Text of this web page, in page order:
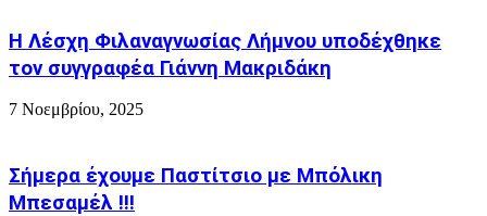
Περιφέρεια
τα
όργανα!
Η Λέσχη Φιλαναγνωσίας Λήμνου υποδέχθηκε
τον συγγραφέα Γιάννη Μακριδάκη
7 Νοεμβρίου, 2025
Σήμερα έχουμε Παστίτσιο με Μπόλικη
Μπεσαμέλ !!!